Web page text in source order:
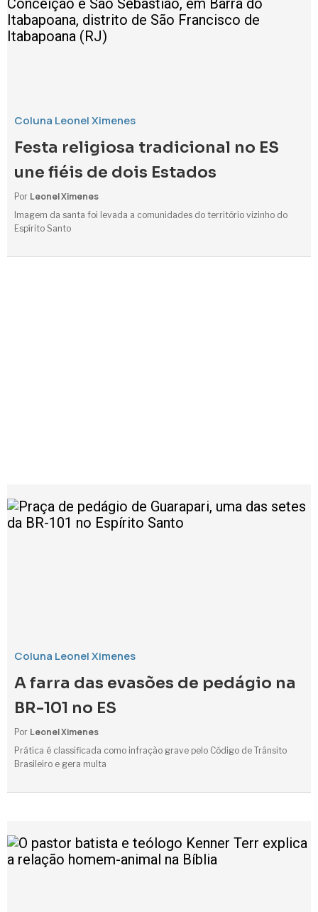
Coluna Leonel Ximenes
Festa religiosa tradicional no ES
une fiéis de dois Estados
Por Leonel Ximenes
Imagem da santa foi levada a comunidades do território vizinho do
Espírito Santo
Coluna Leonel Ximenes
A farra das evasões de pedágio na
BR-101 no ES
Por Leonel Ximenes
Prática é classificada como infração grave pelo Código de Trânsito
Brasileiro e gera multa